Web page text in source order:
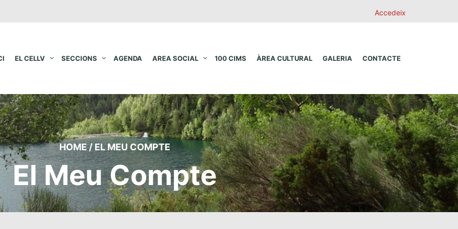
Accedeix
EL CELLV SECCIONS AGENDA AREA SOCIAL 100 CIMS ÀREA CULTURAL GALERIA CONTACTE
HOME / EL MEU COMPTE
El Meu Compte